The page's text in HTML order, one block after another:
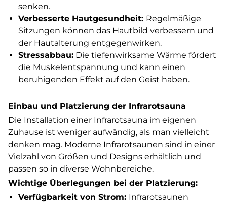
senken.
Verbesserte Hautgesundheit: Regelmäßige
Sitzungen können das Hautbild verbessern und
der Hautalterung entgegenwirken.
Stressabbau: Die tiefenwirksame Wärme fördert
die Muskelentspannung und kann einen
beruhigenden Effekt auf den Geist haben.
Einbau und Platzierung der Infrarotsauna
Die Installation einer Infrarotsauna im eigenen
Zuhause ist weniger aufwändig, als man vielleicht
denken mag. Moderne Infrarotsaunen sind in einer
Vielzahl von Größen und Designs erhältlich und
passen so in diverse Wohnbereiche.
Wichtige Überlegungen bei der Platzierung:
Verfügbarkeit von Strom: Infrarotsaunen